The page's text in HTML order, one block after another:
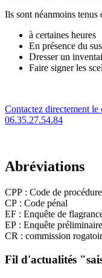
Ils sont néanmoins
à certaines heures
En présence du
Dresser un
Faire signer les
Contactez directement le
06.35.27.54.84
Abréviations
CPP : Code de
CP : Code pénal
EF : Enquête de
EP : Enquête préliminaire
CR : commission
Fil d'actualités